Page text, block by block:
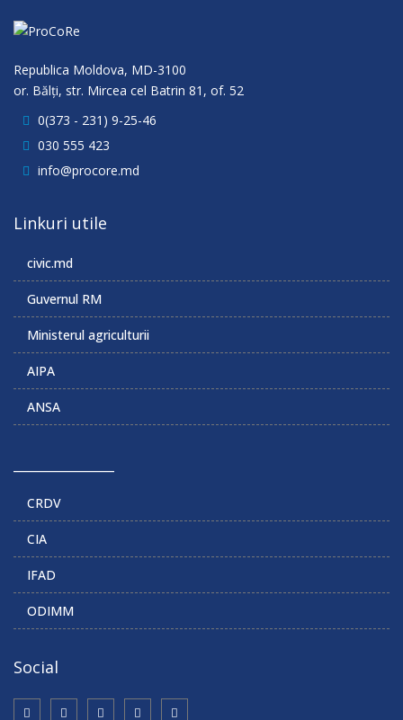
Republica Moldova, MD-3100
or. Bălţi, str. Mircea cel Batrin 81, of. 52
0(373 - 231) 9-25-46
030 555 423
info@procore.md
Linkuri utile
civic.md
Guvernul RM
Ministerul agriculturii
AIPA
ANSA
CRDV
CIA
IFAD
ODIMM
Social